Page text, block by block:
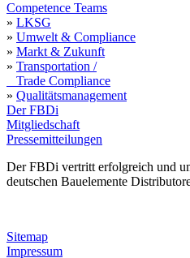
Competence Teams
» LKSG
» Umwelt & Compliance
» Markt & Zukunft
» Transportation /
Trade Compliance
» Qualitätsmanagement
Der FBDi
Mitgliedschaft
Pressemitteilungen
Der FBDi vertritt erfolgreich und
deutschen Bauelemente
Sitemap
Impressum